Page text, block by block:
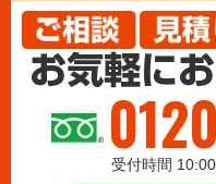
受付時間